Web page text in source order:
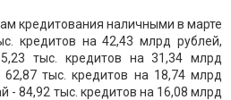
кредитования наличными в марте
кредитов на 42,43 млрд рублей,
тыс. кредитов на 31,34 млрд
62,87 тыс. кредитов на 18,74 млрд
- 84,92 тыс. кредитов на 16,08 млрд